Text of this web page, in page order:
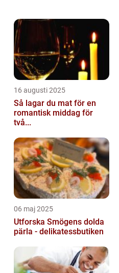
16 augusti 2025
Så lagar du mat för en
romantisk middag för
två...
06 maj 2025
Utforska Smögens dolda
pärla - delikatessbutiken